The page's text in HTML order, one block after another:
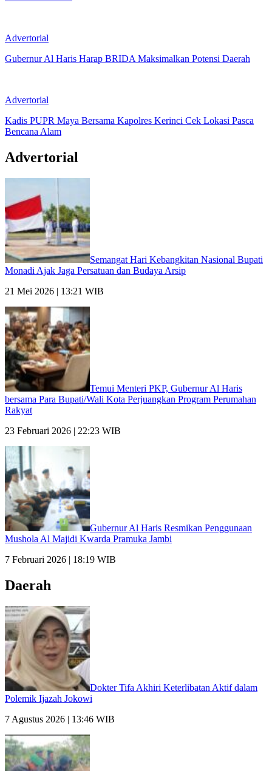
Advertorial
Gubernur Al Haris Harap BRIDA Maksimalkan Potensi Daerah
Advertorial
Kadis PUPR Maya Bersama Kapolres Kerinci Cek Lokasi Pasca
Bencana Alam
Advertorial
Semangat Hari Kebangkitan Nasional Bupati
Monadi Ajak Jaga Persatuan dan Budaya Arsip
21 Mei 2026 | 13:21 WIB
Temui Menteri PKP, Gubernur Al Haris
bersama Para Bupati/Wali Kota Perjuangkan Program Perumahan
Rakyat
23 Februari 2026 | 22:23 WIB
Gubernur Al Haris Resmikan Penggunaan
Mushola Al Majidi Kwarda Pramuka Jambi
7 Februari 2026 | 18:19 WIB
Daerah
Dokter Tifa Akhiri Keterlibatan Aktif dalam
Polemik Ijazah Jokowi
7 Agustus 2026 | 13:46 WIB